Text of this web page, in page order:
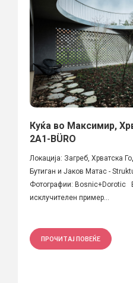
Куќа во Максимир,
2A1-BÜRO
Локација: Загреб, Хрватска
Бутиган и Јаков Матас -
Фотографии: Bosnic+Dorotic
исклучителен пример...
ПРОЧИТАЈ ПОВЕЌЕ